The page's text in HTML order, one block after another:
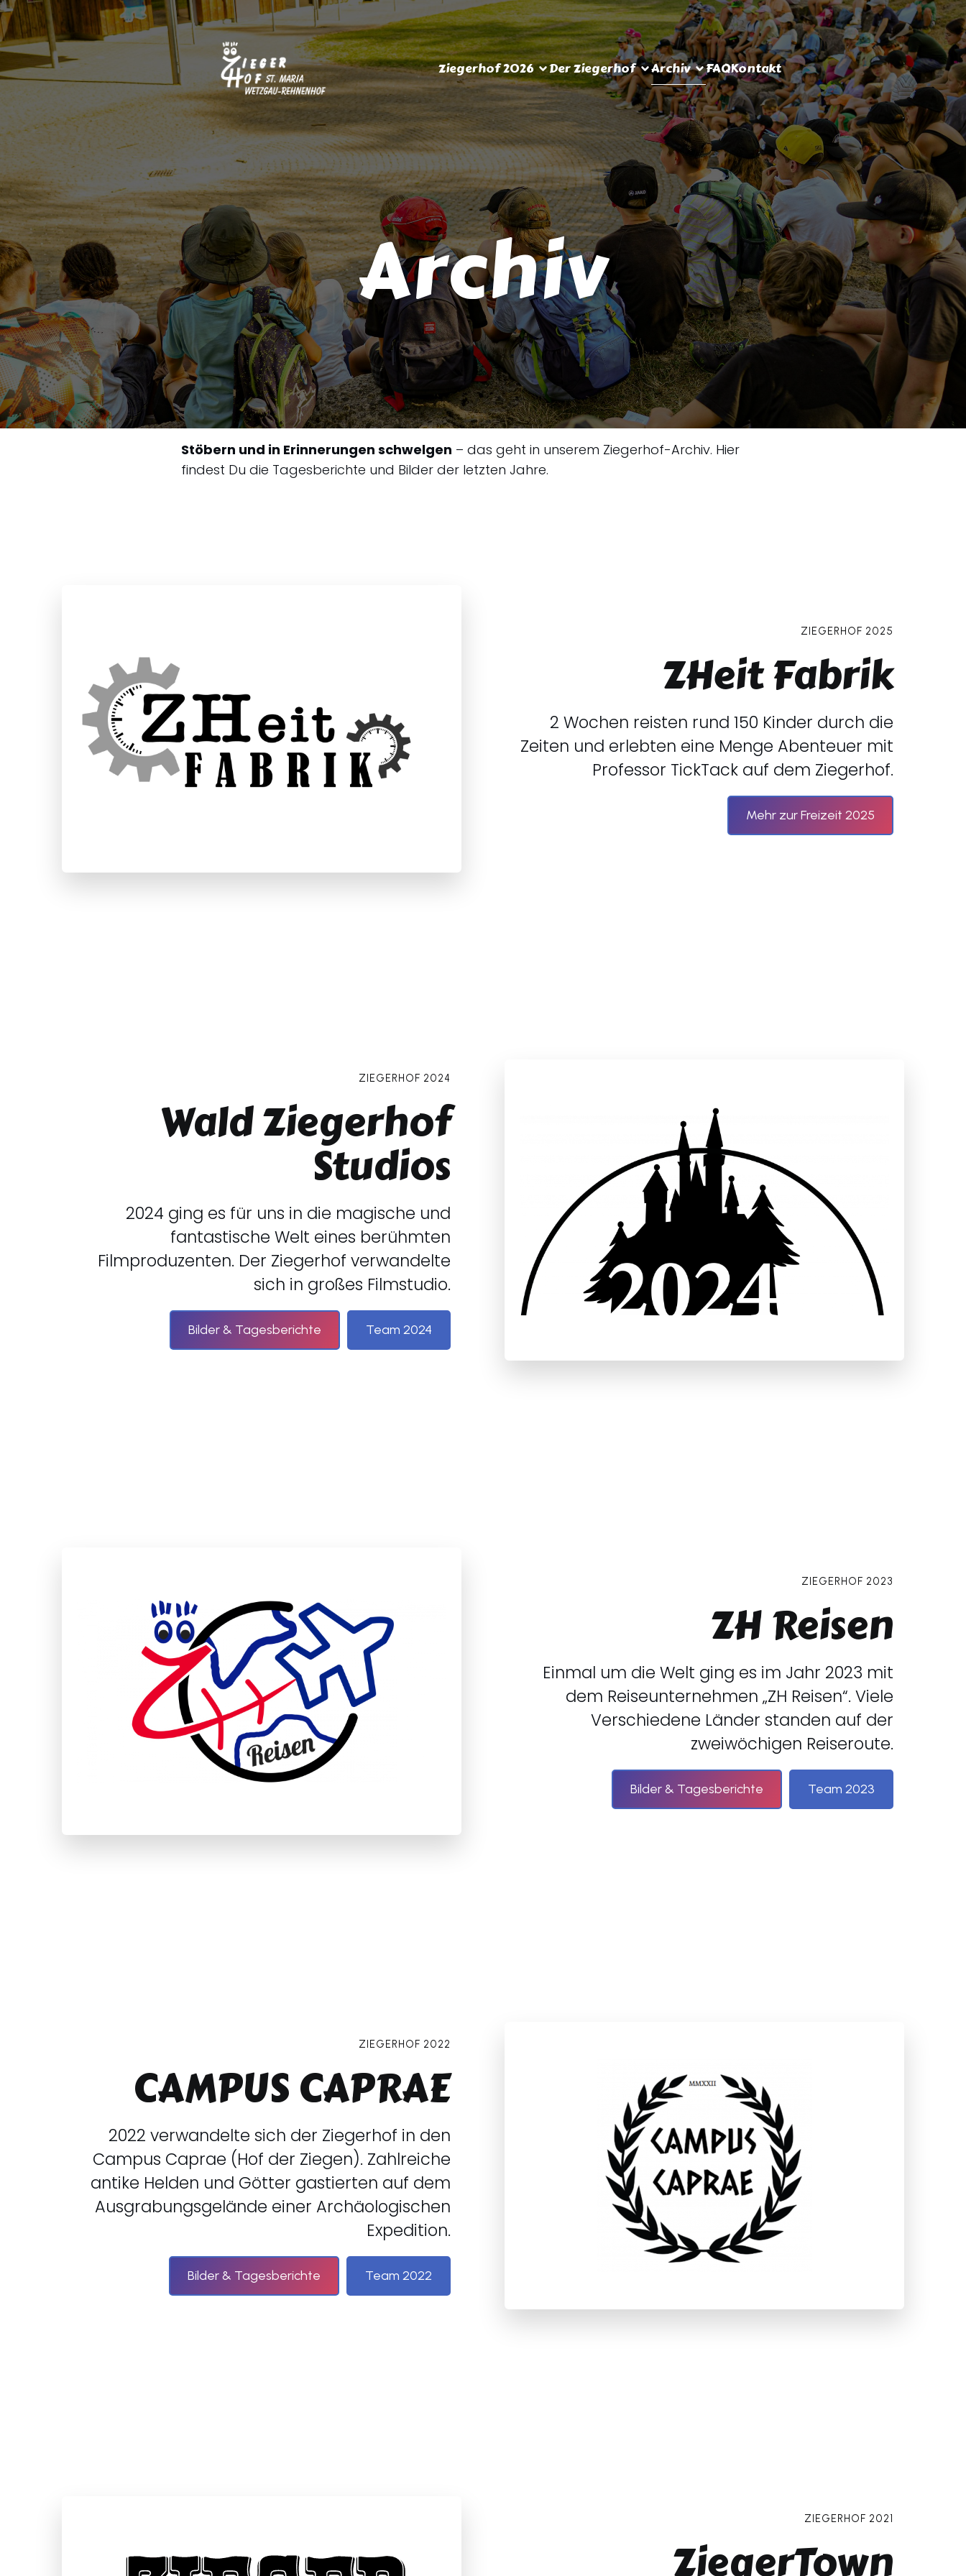
Ziegerhof 2026 Der Ziegerhof Archiv FAQKontakt
Archiv
Stöbern und in Erinnerungen schwelgen – das geht in unserem Ziegerhof-Archiv. Hier
findest Du die Tagesberichte und Bilder der letzten Jahre.
ZIEGERHOF 2025
ZHeit Fabrik
2 Wochen reisten rund 150 Kinder durch die
Zeiten und erlebten eine Menge Abenteuer mit
Professor TickTack auf dem Ziegerhof.
Mehr zur Freizeit 2025
ZIEGERHOF 2024
Wald Ziegerhof
Studios
2024 ging es für uns in die magische und
fantastische Welt eines berühmten
Filmproduzenten. Der Ziegerhof verwandelte
sich in großes Filmstudio.
Bilder & Tagesberichte Team 2024
ZIEGERHOF 2023
ZH Reisen
Einmal um die Welt ging es im Jahr 2023 mit
dem Reiseunternehmen „ZH Reisen“. Viele
Verschiedene Länder standen auf der
zweiwöchigen Reiseroute.
Bilder & Tagesberichte Team 2023
ZIEGERHOF 2022
CAMPUS CAPRAE
2022 verwandelte sich der Ziegerhof in den
Campus Caprae (Hof der Ziegen). Zahlreiche
antike Helden und Götter gastierten auf dem
Ausgrabungsgelände einer Archäologischen
Expedition.
Bilder & Tagesberichte Team 2022
ZIEGERHOF 2021
ZiegerTown